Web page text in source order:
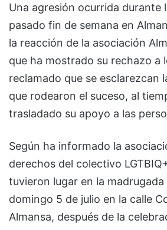
Una agresión ocurrida durante
pasado fin de semana en
la reacción de la asociación
que ha mostrado su rechazo a
reclamado que se esclarezcan
que rodearon el suceso, al
trasladado su apoyo a las
Según ha informado la
derechos del colectivo
tuvieron lugar en la
domingo 5 de julio en la calle
Almansa, después de la